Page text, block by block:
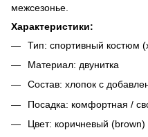
межсезонье.
Характеристики:
Тип: спортивный костюм
Материал: двунитка
Состав: хлопок с
Посадка: комфортная /
Цвет: коричневый (brown)